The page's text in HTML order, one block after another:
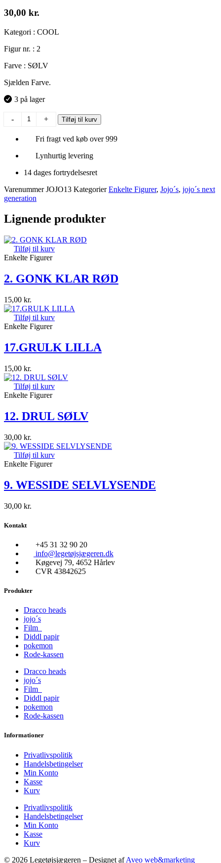
30,00 kr.
Kategori : COOL
Figur nr. : 2
Farve : SØLV
Sjælden Farve.
3 på lager
-
antal
+ Tilføj til kurv
Fri fragt ved køb over 999
Lynhurtig levering
14 dages fortrydelsesret
VarenummerJOJO13 Kategorier Enkelte Figurer, Jojo´s, jojo´s next
generation
Lignende produkter
Tilføj til kurv
Enkelte Figurer
2. GONK KLAR RØD
15,00 kr.
Tilføj til kurv
Enkelte Figurer
17.GRULK LILLA
15,00 kr.
Tilføj til kurv
Enkelte Figurer
12. DRUL SØLV
30,00 kr.
Tilføj til kurv
Enkelte Figurer
9. WESSIDE SELVLYSENDE
30,00 kr.
Kontakt
+45 31 32 90 20
info@legetøjsjægeren.dk
Køgevej 79, 4652 Hårlev
CVR 43842625
Produkter
Dracco heads
jojo´s
Film
Diddl papir
pokemon
Rode-kassen
Dracco heads
jojo´s
Film
Diddl papir
pokemon
Rode-kassen
Informationer
Privatlivspolitik
Handelsbetingelser
Min Konto
Kasse
Kurv
Privatlivspolitik
Handelsbetingelser
Min Konto
Kasse
Kurv
© 2026 Legetøjsjægeren – Designet afAveo web&marketing